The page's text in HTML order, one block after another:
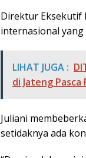
Direktur Eksekutif
internasional
LIHAT JUGA :
di Jateng Pasca
Juliani
setidaknya ada